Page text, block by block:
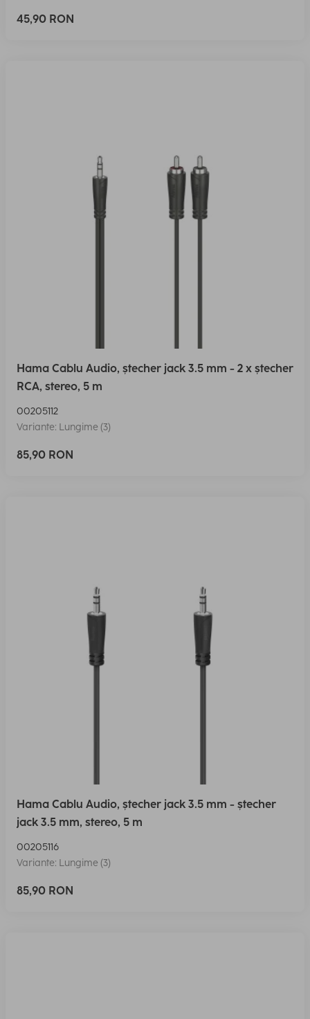
45,90 RON
Hama Cablu Audio, ștecher jack 3.5 mm - 2 x ștecher
RCA, stereo, 5 m
00205112
Variante: Lungime (3)
85,90 RON
Hama Cablu Audio, ștecher jack 3.5 mm - ștecher
jack 3.5 mm, stereo, 5 m
00205116
Variante: Lungime (3)
85,90 RON